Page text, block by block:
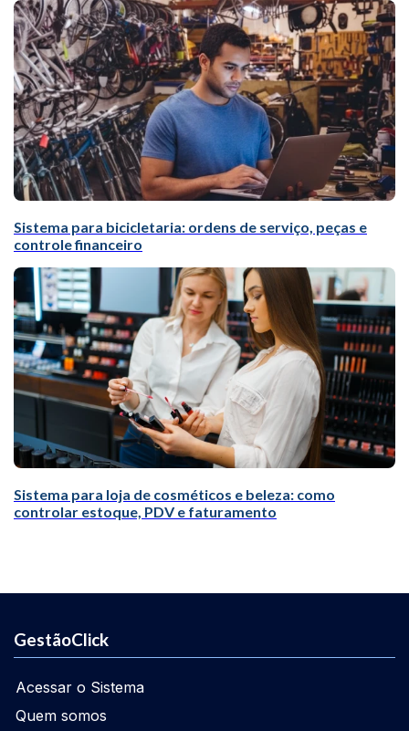
Sistema para bicicletaria: ordens de serviço, peças e
controle financeiro
Sistema para loja de cosméticos e beleza: como
controlar estoque, PDV e faturamento
GestãoClick
Acessar o Sistema
Quem somos